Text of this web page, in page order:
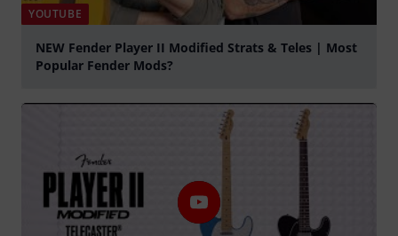
YOUTUBE
NEW Fender Player II Modified Strats & Teles | Most
Popular Fender Mods?